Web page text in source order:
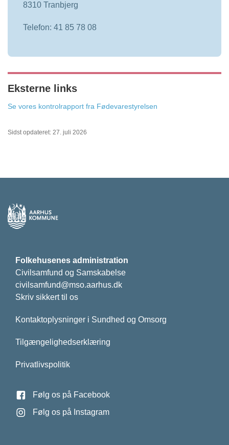
8310 Tranbjerg
Telefon: 41 85 78 08
Eksterne links
Se vores kontrolrapport fra Fødevarestyrelsen
Sidst opdateret: 27. juli 2026
Folkehusenes administration
Civilsamfund og Samskabelse
civilsamfund@mso.aarhus.dk
Skriv sikkert til os
Kontaktoplysninger i Sundhed og Omsorg
Tilgængelighedserklæring
Privatlivspolitik
Følg os på Facebook
Følg os på Instagram